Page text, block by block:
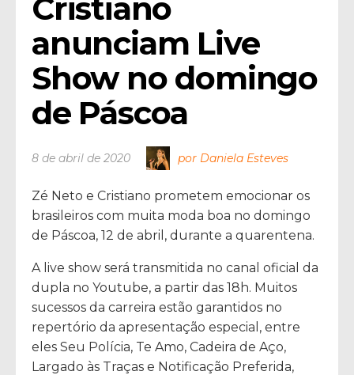
Cristiano
anunciam Live
Show no domingo
de Páscoa
8 de abril de 2020 por Daniela Esteves
Zé Neto e Cristiano prometem emocionar os
brasileiros com muita moda boa no domingo
de Páscoa, 12 de abril, durante a quarentena.
A live show será transmitida no canal oficial da
dupla no Youtube, a partir das 18h. Muitos
sucessos da carreira estão garantidos no
repertório da apresentação especial, entre
eles Seu Polícia, Te Amo, Cadeira de Aço,
Largado às Traças e Notificação Preferida,